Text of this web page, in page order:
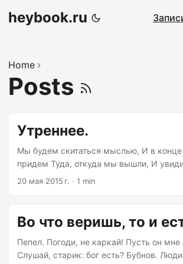
heybook.ru
Home
Posts
Утреннее.
Мы будем скитаться мыслью, И в конце
придем Туда, откуда мы вышли, И
впервые. Т. С. Элиот «Литтл-Гиддинг»
замыслом автора может не иметь. Как-
— Артем Чебоха
20 мая 2015 г. · 1 min
Во что веришь, то и
Пепел. Погоди, не каркай! Пусть он
Слушай, старик: бог есть? Бубнов.